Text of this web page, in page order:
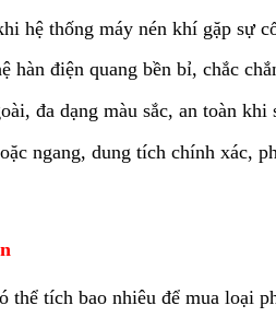
hệ thống máy nén khí gặp sự
điện quang bền bỉ, chắc
đa dạng màu sắc, an toàn khi
ngang, dung tích chính xác,
tích bao nhiêu để mua loại